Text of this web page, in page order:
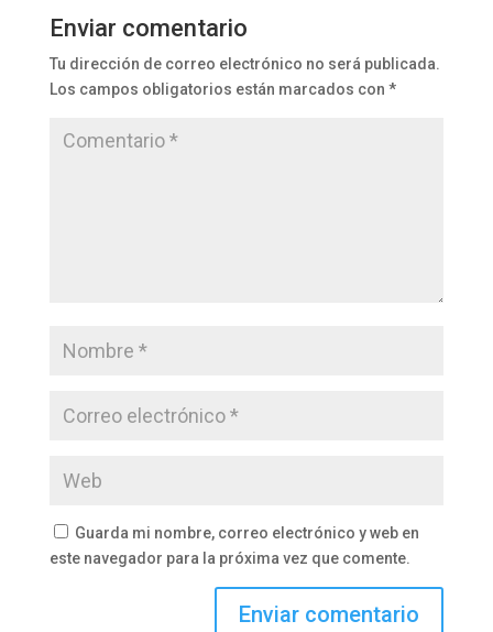
Enviar comentario
Tu dirección de correo electrónico no será publicada.
Los campos obligatorios están marcados con *
Guarda mi nombre, correo electrónico y web en
este navegador para la próxima vez que comente.